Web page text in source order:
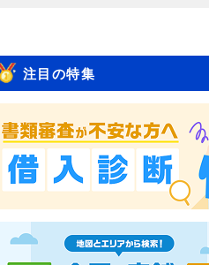
注目の特集